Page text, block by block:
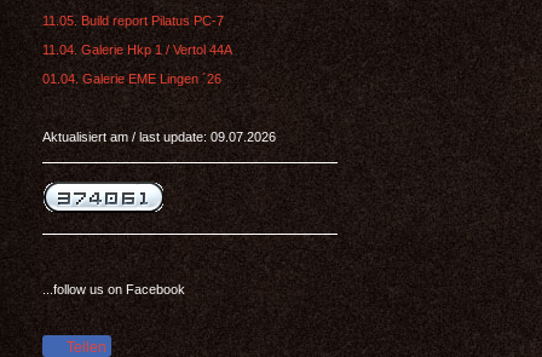
11.05. Build report Pilatus PC-7
11.04. Galerie Hkp 1 / Vertol 44A
01.04. Galerie EME Lingen ´26
Aktualisiert am / last update: 09.07.2026
...follow us on Facebook
Teilen